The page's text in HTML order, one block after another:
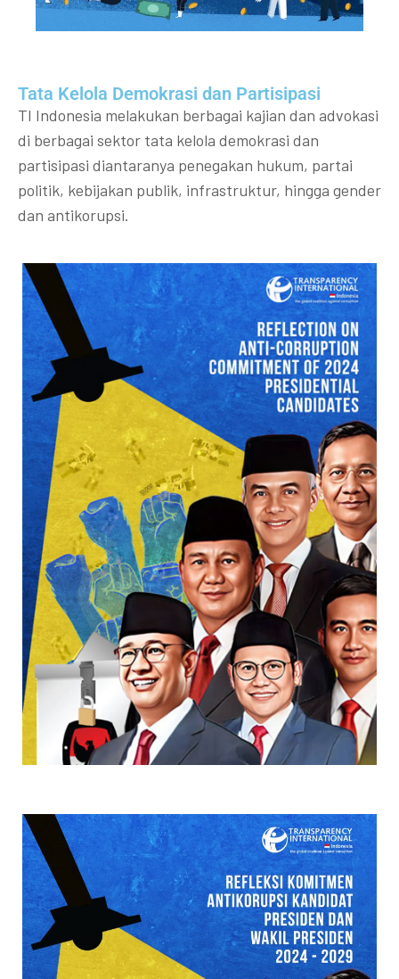
Tata Kelola Demokrasi dan Partisipasi​
TI Indonesia melakukan berbagai kajian dan advokasi
di berbagai sektor tata kelola demokrasi dan
partisipasi diantaranya penegakan hukum, partai
politik, kebijakan publik, infrastruktur, hingga gender
dan antikorupsi.